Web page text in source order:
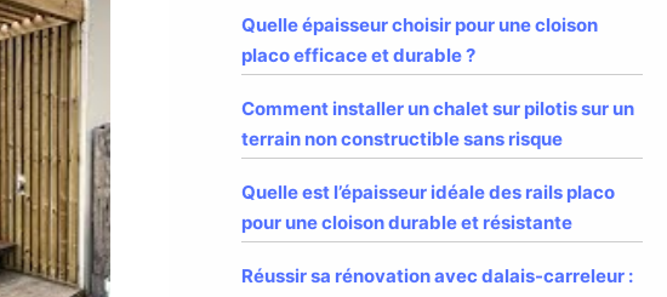
Quelle épaisseur choisir pour une cloison
placo efficace et durable ?
Comment installer un chalet sur pilotis sur un
terrain non constructible sans risque
Quelle est l’épaisseur idéale des rails placo
pour une cloison durable et résistante
Réussir sa rénovation avec dalais-carreleur :